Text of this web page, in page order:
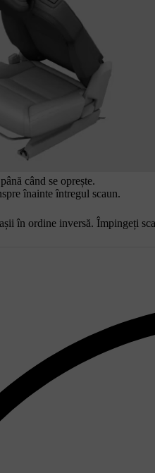
când se oprește.
înainte întregul scaun.
în ordine inversă. Împingeți